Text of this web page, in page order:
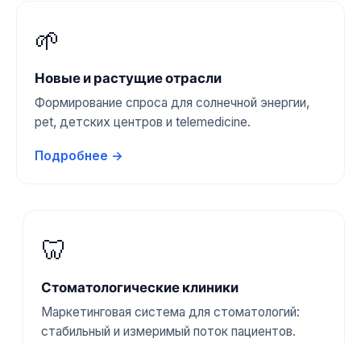
🌱
Новые и растущие отрасли
Формирование спроса для солнечной энергии,
pet, детских центров и telemedicine.
Подробнее →
🦷
Стоматологические клиники
Маркетинговая система для стоматологий:
стабильный и измеримый поток пациентов.